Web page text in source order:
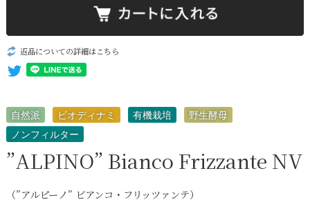
返品についての詳細はこちら
自然派 ビオディナミ 有機栽培
野生酵母
ノンフィルター
”ALPINO” Bianco Frizzante NV
（”アルピーノ” ビアンコ・フリッツァンテ）